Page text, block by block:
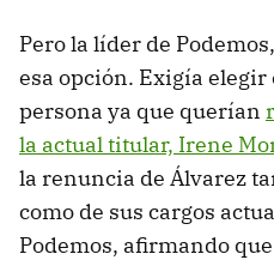
Pero la líder de
esa opción. Exigía elegir
persona ya que querían
la actual titular, Irene
la renuncia de Álvarez
como de sus cargos
Podemos, afirmando